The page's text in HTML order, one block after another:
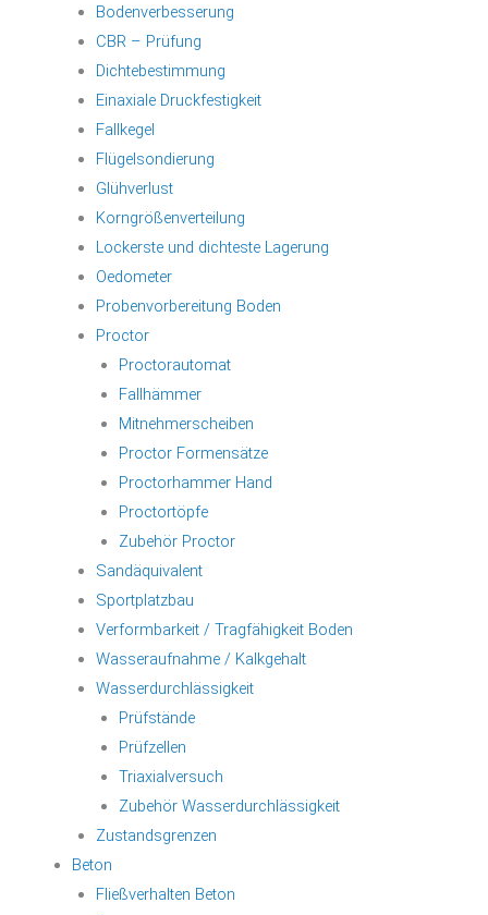
Bodenverbesserung
CBR – Prüfung
Dichtebestimmung
Einaxiale Druckfestigkeit
Fallkegel
Flügelsondierung
Glühverlust
Korngrößenverteilung
Lockerste und dichteste Lagerung
Oedometer
Probenvorbereitung Boden
Proctor
Proctorautomat
Fallhämmer
Mitnehmerscheiben
Proctor Formensätze
Proctorhammer Hand
Proctortöpfe
Zubehör Proctor
Sandäquivalent
Sportplatzbau
Verformbarkeit / Tragfähigkeit Boden
Wasseraufnahme / Kalkgehalt
Wasserdurchlässigkeit
Prüfstände
Prüfzellen
Triaxialversuch
Zubehör Wasserdurchlässigkeit
Zustandsgrenzen
Beton
Fließverhalten Beton